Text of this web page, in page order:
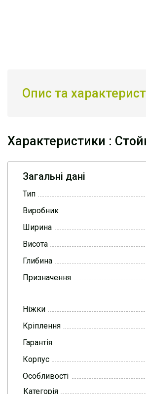
Опис та
Характеристики :
Загальні дані
Тип
Виробник
Ширина
Висота
Глибина
Призначення
Ніжки
Кріплення
Гарантія
Корпус
Особливості
Категорія